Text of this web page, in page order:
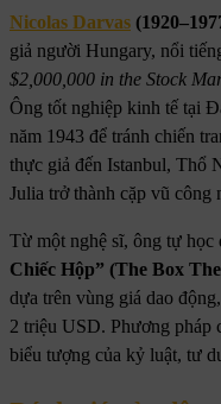
Nicolas Darvas
giả người Hungary, nổi
$2,000,000 in the Stock
Ông tốt nghiệp kinh tế tại
năm 1943 để tránh chiến
thực giả đến Istanbul, Thổ
Julia trở thành cặp vũ
Từ một nghệ sĩ, ông tự học
Chiếc Hộp” (The Box
dựa trên vùng giá dao
2 triệu USD. Phương pháp
biểu tượng của kỷ luật, tư